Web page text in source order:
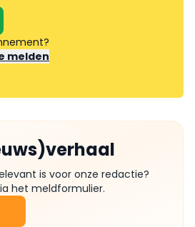
melden
is voor onze redactie?
het meldformulier.